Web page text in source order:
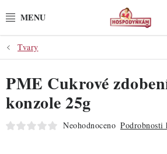
na
POTŘEBY
POMŮCKY
SUROVINY
Tvary
PME Cukrové
konzole 25g
Neohodnoceno Podrobnosti